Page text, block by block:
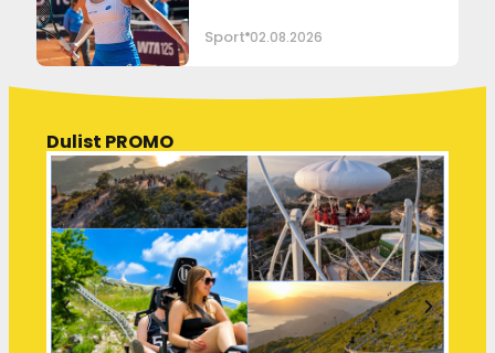
Sport 02.08.2026
Dulist PROMO